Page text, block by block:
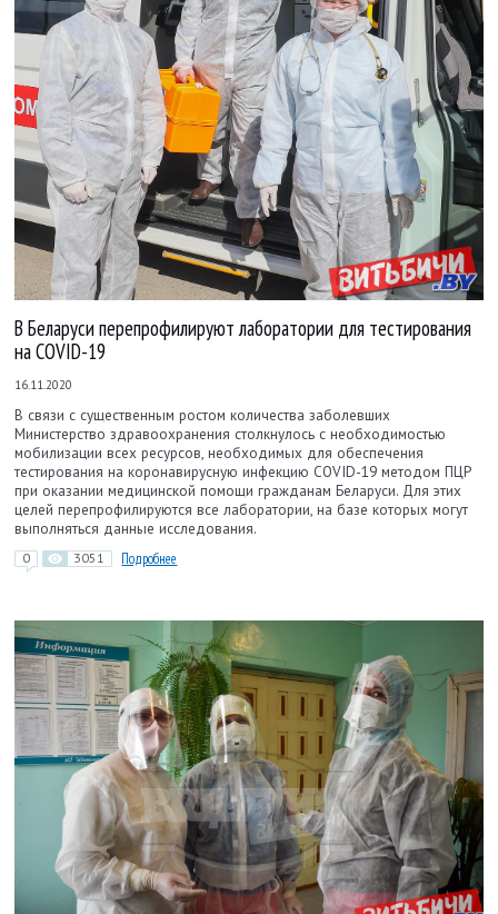
В Беларуси перепрофилируют лаборатории для тестирования
на COVID-19
16.11.2020
В связи с существенным ростом количества заболевших
Министерство здравоохранения столкнулось с необходимостью
мобилизации всех ресурсов, необходимых для обеспечения
тестирования на коронавирусную инфекцию COVID-19 методом ПЦР
при оказании медицинской помощи гражданам Беларуси. Для этих
целей перепрофилируются все лаборатории, на базе которых могут
выполняться данные исследования.
0 3051 Подробнее